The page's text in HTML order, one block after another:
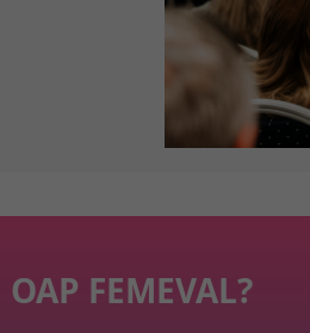
FEMEVAL?